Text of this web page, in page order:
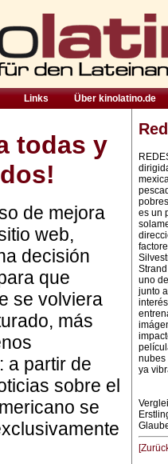
Links Über kinolatino.de
todas y
de mejora
web,
decisión
que
se volviera
más
a partir de
sobre el
se
es un
uno
junto
nubes
ya